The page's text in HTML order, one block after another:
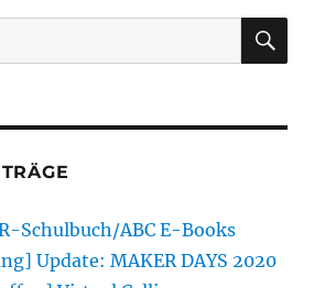
Schulbuch/ABC E-Books
Update: MAKER DAYS 2020